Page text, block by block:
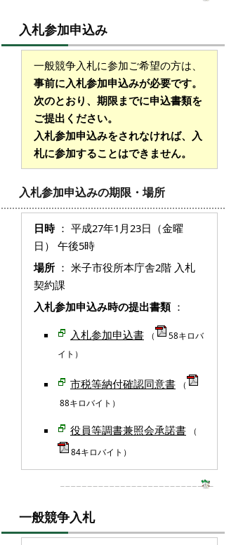
入札参加申込み
一般競争入札に参加ご希望の方は、
事前に入札参加申込みが必要です。
次のとおり、期限までに申込書類を
ご提出ください。
入札参加申込みをされなければ、入
札に参加することはできません。
入札参加申込みの期限・場所
日時 ： 平成27年1月23日（金曜
日） 午後5時
場所 ： 米子市役所本庁舎2階 入札
契約課
入札参加申込み時の提出書類 ：
入札参加申込書
（
58キロバ
イト）
市税等納付確認同意書
（
88キロバイト）
役員等調書兼照会承諾書
（
84キロバイト）
一般競争入札